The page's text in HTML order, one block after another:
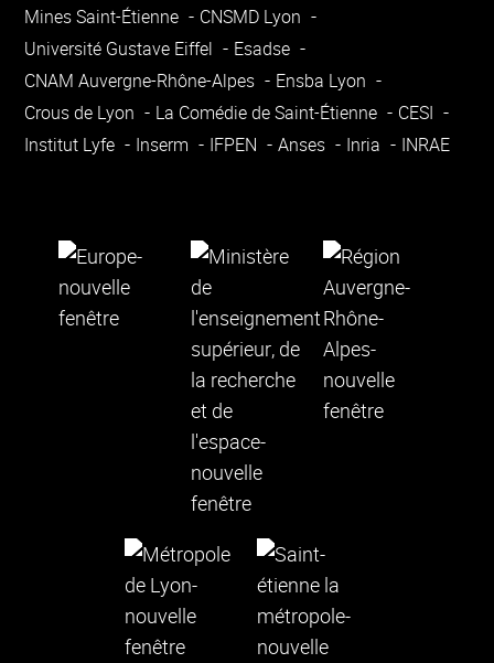
Mines Saint-Étienne
CNSMD Lyon
Université Gustave Eiffel
Esadse
CNAM Auvergne-Rhône-Alpes
Ensba Lyon
Crous de Lyon
La Comédie de Saint-Étienne
CESI
Institut Lyfe
Inserm IFPEN Anses Inria INRAE